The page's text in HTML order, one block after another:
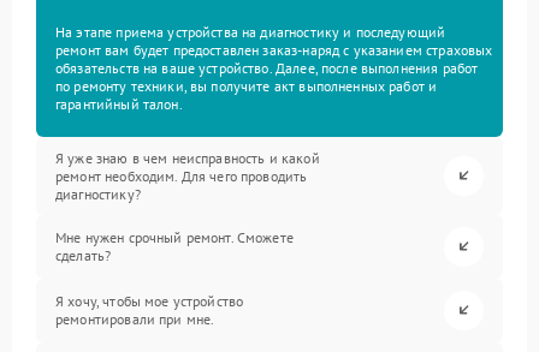
На этапе приема устройства на диагностику и последующий
ремонт вам будет предоставлен заказ-наряд с указанием страховых
обязательств на ваше устройство. Далее, после выполнения работ
по ремонту техники, вы получите акт выполненных работ и
гарантийный талон.
Я уже знаю в чем неисправность и какой
ремонт необходим. Для чего проводить
диагностику?
Мне нужен срочный ремонт. Сможете
сделать?
Я хочу, чтобы мое устройство
ремонтировали при мне.